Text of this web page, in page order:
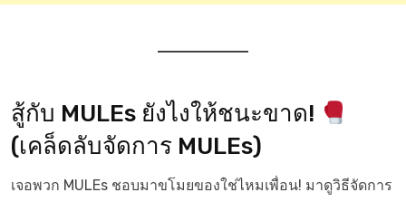
สู้กับ MULEs ยังไงให้ชนะขาด!
(เคล็ดลับจัดการ MULEs)
เจอพวก MULEs ชอบมาขโมยของใช่ไหมเพื่อน! มาดูวิธีจัดการ